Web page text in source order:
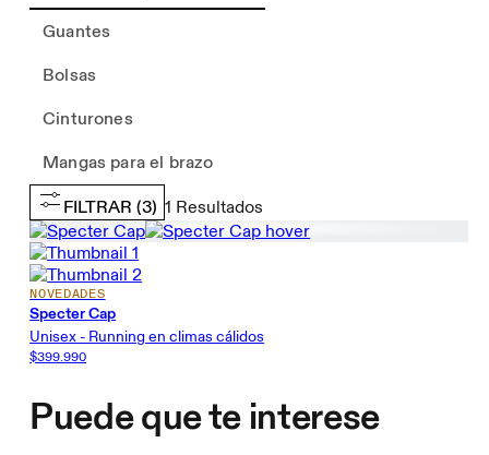
Guantes
Bolsas
Cinturones
Mangas para el brazo
FILTRAR (3) 1 Resultados
NOVEDADES
Specter Cap
Unisex - Running en climas cálidos
$399.990
Puede que te interese